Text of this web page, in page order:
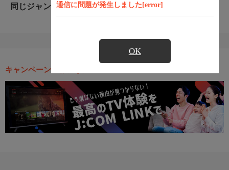
通信に問題が発生しました[error]
OK
同じジャンルのおすすめ番組
キャンペーン・お得な情報